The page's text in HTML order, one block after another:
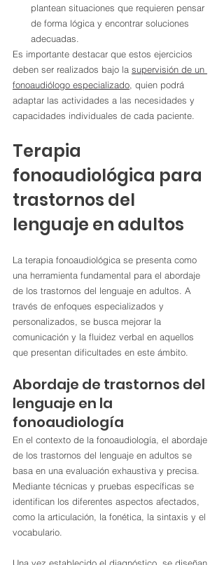
plantean situaciones que requieren pensar
de forma lógica y encontrar soluciones
adecuadas.
Es importante destacar que estos ejercicios
deben ser realizados bajo la supervisión de un
fonoaudiólogo especializado , quien podrá
adaptar las actividades a las necesidades y
capacidades individuales de cada paciente.
Terapia
fonoaudiológica para
trastornos del
lenguaje en adultos
La terapia fonoaudiológica se presenta como
una herramienta fundamental para el abordaje
de los trastornos del lenguaje en adultos. A
través de enfoques especializados y
personalizados, se busca mejorar la
comunicación y la fluidez verbal en aquellos
que presentan dificultades en este ámbito.
Abordaje de trastornos del
lenguaje en la
fonoaudiología
En el contexto de la fonoaudiología, el abordaje
de los trastornos del lenguaje en adultos se
basa en una evaluación exhaustiva y precisa.
Mediante técnicas y pruebas específicas se
identifican los diferentes aspectos afectados,
como la articulación, la fonética, la sintaxis y el
vocabulario.
Una vez establecido el diagnóstico, se diseñan